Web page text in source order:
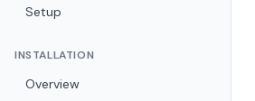
Setup
INSTALLATION
Overview